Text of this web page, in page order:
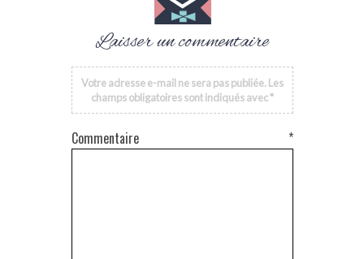
Laisser un commentaire
Votre adresse e-mail ne sera pas publiée. Les
champs obligatoires sont indiqués avec*
Commentaire *